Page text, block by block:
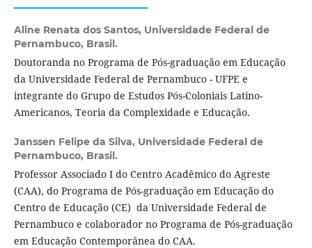
Aline Renata dos Santos, Universidade Federal de
Pernambuco, Brasil.
Doutoranda no Programa de Pós-graduação em Educação
da Universidade Federal de Pernambuco - UFPE e
integrante do Grupo de Estudos Pós-Coloniais Latino-
Americanos, Teoria da Complexidade e Educação.
Janssen Felipe da Silva, Universidade Federal de
Pernambuco, Brasil.
Professor Associado I do Centro Acadêmico do Agreste
(CAA), do Programa de Pós-graduação em Educação do
Centro de Educação (CE) da Universidade Federal de
Pernambuco e colaborador no Programa de Pós-graduação
em Educação Contemporânea do CAA.